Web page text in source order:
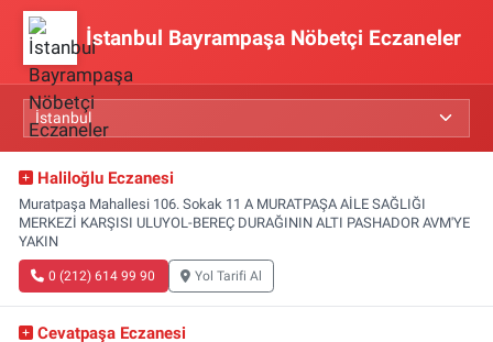
İstanbul Bayrampaşa Nöbetçi Eczaneler
Haliloğlu Eczanesi
Muratpaşa Mahallesi 106. Sokak 11 A MURATPAŞA AİLE SAĞLIĞI
MERKEZİ KARŞISI ULUYOL-BEREÇ DURAĞININ ALTI PASHADOR AVM'YE
YAKIN
0 (212) 614 99 90 Yol Tarifi Al
Cevatpaşa Eczanesi